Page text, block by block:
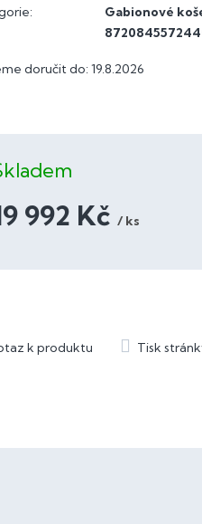
doručit do: 19.8.2026
992 Kč / ks
:
Gabionové